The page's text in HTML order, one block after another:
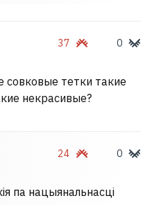
37 0
совковые тетки такие
некрасивые?
24 0
па нацыянальнасці